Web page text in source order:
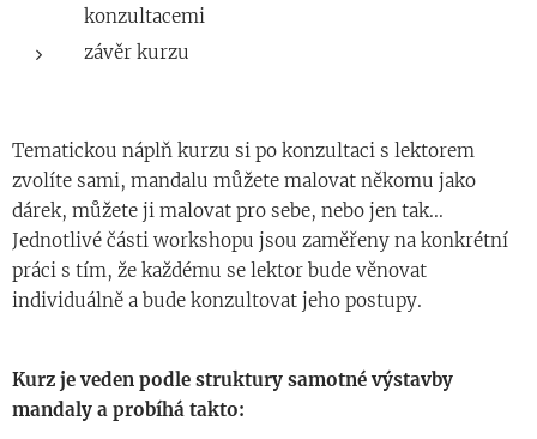
konzultacemi
závěr kurzu
Tematickou náplň kurzu si po konzultaci s lektorem
zvolíte sami, mandalu můžete malovat někomu jako
dárek, můžete ji malovat pro sebe, nebo jen tak...
Jednotlivé části workshopu jsou zaměřeny na konkrétní
práci s tím, že každému se lektor bude věnovat
individuálně a bude konzultovat jeho postupy.
Kurz je veden podle struktury samotné výstavby
mandaly a probíhá takto: